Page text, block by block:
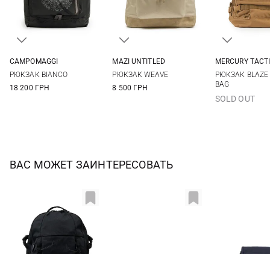
CAMPOMAGGI
РЮКЗАК BIANCO
18 200 ГРН
MAZI UNTITLED
РЮКЗАК WEAVE
8 500 ГРН
MERCURY
РЮКЗАК BLAZE
BAG
SOLD OUT
ВАС МОЖЕТ ЗАИНТЕРЕСОВАТЬ